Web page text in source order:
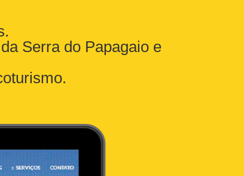
Serra do Papagaio e